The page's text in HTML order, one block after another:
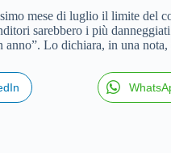
mese di luglio il limite del
sarebbero i più
Lo dichiara, in una